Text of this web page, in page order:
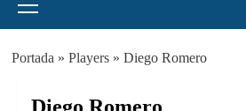
principal
Portada » Players» Diego Romero